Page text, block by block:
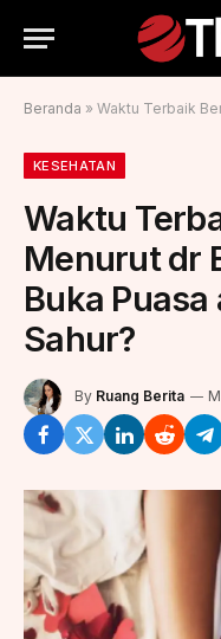
Beranda » Waktu Terbaik Bercinta
KESEHATAN
Waktu
Menurut dr
Buka
Sahur?
By Ruang Berita